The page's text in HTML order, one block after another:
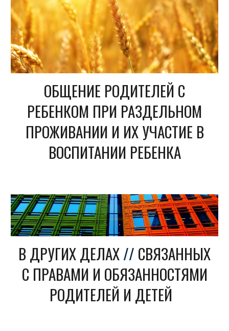
ОБЩЕНИЕ РОДИТЕЛЕЙ С
РЕБЕНКОМ ПРИ РАЗДЕЛЬНОМ
ПРОЖИВАНИИ И ИХ УЧАСТИЕ В
ВОСПИТАНИИ РЕБЕНКА
В ДРУГИХ ДЕЛАХ// СВЯЗАННЫХ
С ПРАВАМИ И ОБЯЗАННОСТЯМИ
РОДИТЕЛЕЙ И ДЕТЕЙ